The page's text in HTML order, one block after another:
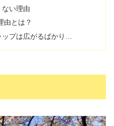
い理由
由とは？
ップは広がるばかり…